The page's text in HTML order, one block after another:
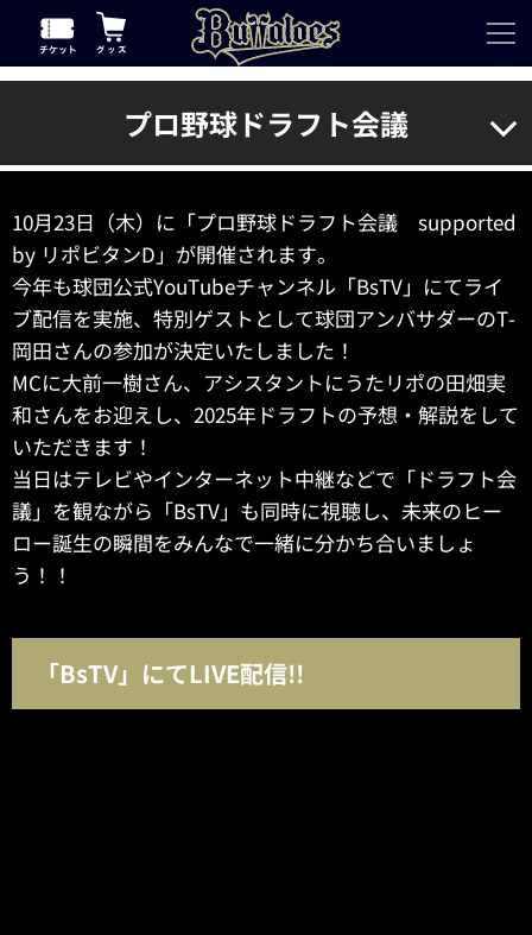
プロ野球ドラフト会議
10月23日（木）に「プロ野球ドラフト会議 supported
by リポビタンD」が開催されます。
今年も球団公式YouTubeチャンネル「BsTV」にてライ
ブ配信を実施、特別ゲストとして球団アンバサダーのT-
岡田さんの参加が決定いたしました！
MCに大前一樹さん、アシスタントにうたリポの田畑実
和さんをお迎えし、2025年ドラフトの予想・解説をして
いただきます！
当日はテレビやインターネット中継などで「ドラフト会
議」を観ながら「BsTV」も同時に視聴し、未来のヒー
ロー誕生の瞬間をみんなで一緒に分かち合いましょ
う！！
「BsTV」にてLIVE配信!!